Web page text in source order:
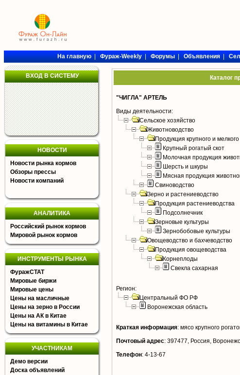
На главную|Фураж-Weekly|Форумы|Объявления|
ВХОД В СИСТЕМУ
НОВОСТИ
Новости рынка кормов
Обзоры прессы
Новости компаний
АНАЛИТИКА
Российский рынок кормов
Мировой рынок кормов
ИНСТРУМЕНТЫ РЫНКА
ФуражСТАТ
Мировые биржи
Мировые цены
Цены на масличные
Цены на зерно в России
Цены на АК в Китае
Цены на витамины в Китае
УЧАСТНИКАМ
Демо версии
Доска объявлений
Каталог
"ЧИГЛА" АРТЕЛЬ
Виды деятельности:
Сельское хозяйство
Животноводство
Продукция крупного и мелкого
Крупный рогатый скот
Молочная продукция
Шерсть и шкуры
Мясная продукция
Свиноводство
Зерно и растениеводство
Продукция растениеводства
Подсолнечник
Зерновые культуры
Зернобобовые культуры
Овощеводство и бахчеводство
Продукция овощеводства
Корнеплоды
Свекла сахарная
Регион:
Центральный ФО РФ
Воронежская область
Краткая информация: мясо крупного
Почтовый адрес: 397477, Россия,
Телефон: 4-13-67